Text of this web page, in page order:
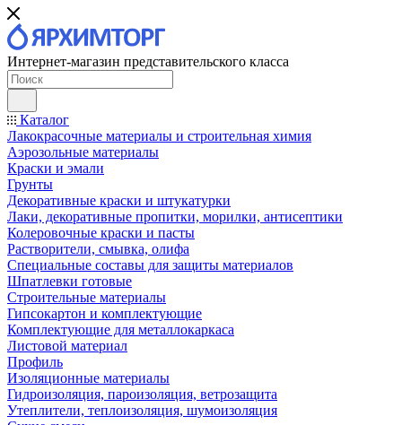
Интернет-магазин представительского класса
Каталог
Лакокрасочные материалы и строительная химия
Аэрозольные материалы
Краски и эмали
Грунты
Декоративные краски и штукатурки
Лаки, декоративные пропитки, морилки, антисептики
Колеровочные краски и пасты
Растворители, смывка, олифа
Специальные составы для защиты материалов
Шпатлевки готовые
Строительные материалы
Гипсокартон и комплектующие
Комплектующие для металлокаркаса
Листовой материал
Профиль
Изоляционные материалы
Гидроизоляция, пароизоляция, ветрозащита
Утеплители, теплоизоляция, шумоизоляция